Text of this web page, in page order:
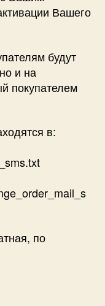
Вашего
будут
и на
покупателем
в:
по